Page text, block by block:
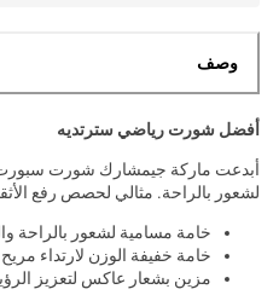
وصف
أفضل شورت رياضي سترتديه
أبدعت ماركة جيمشارك شورت سبورت
لشعور بالراحة. مثالي لحصص رفع
خامة مسامية لشعور بالراحة
خامة خفيفة الوزن لارتداء مريح
مزين بشعار عاكس لتعزيز